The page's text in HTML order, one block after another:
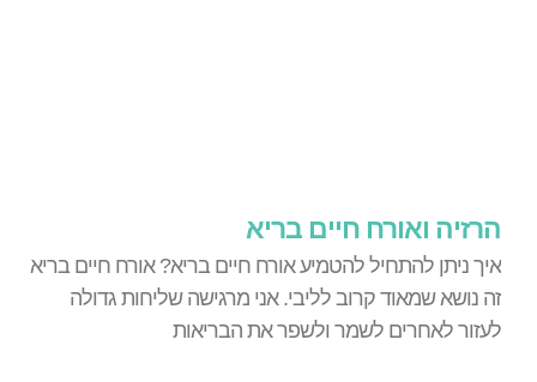
הרזיה ואורח חיים בריא
איך ניתן להתחיל להטמיע אורח חיים בריא? אורח חיים בריא
זה נושא שמאוד קרוב לליבי. אני מרגישה שליחות גדולה
לעזור לאחרים לשמר ולשפר את הבריאות